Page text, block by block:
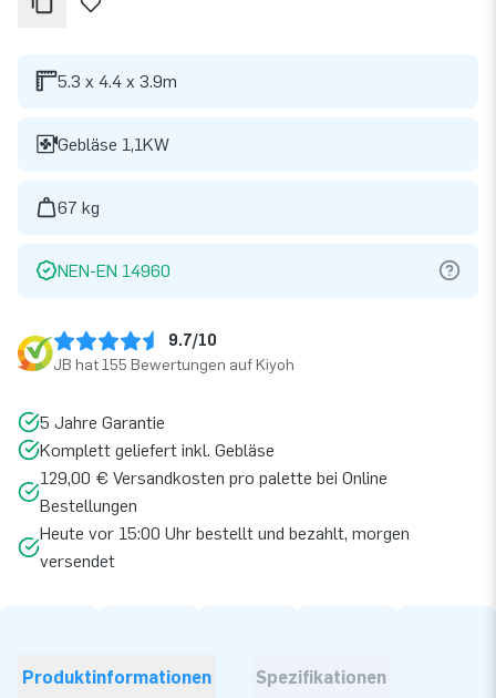
5.3 x 4.4 x 3.9m
Gebläse 1,1KW
67 kg
NEN-EN 14960
9.7/10
JB hat 155 Bewertungen auf Kiyoh
5 Jahre Garantie
Komplett geliefert inkl. Gebläse
129,00 € Versandkosten pro palette bei Online
Bestellungen
Heute vor 15:00 Uhr bestellt und bezahlt, morgen
versendet
Produktinformationen Spezifikationen